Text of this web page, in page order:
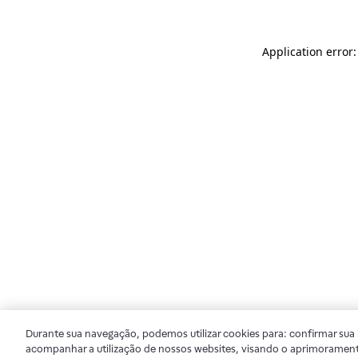
Application
Durante sua navegação, podemos utilizar cookies para: confirmar
acompanhar a utilização de nossos websites, visando o